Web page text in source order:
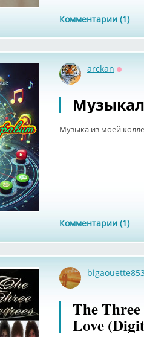
Комментарии (1)
arckan
Музыка из моей
Комментарии (1)
The
Love